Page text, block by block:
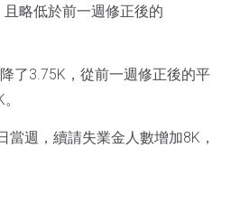
略低於前一週修正後的
了3.75K，從前一週修正後的平
當週，續請失業金人數增加8K，